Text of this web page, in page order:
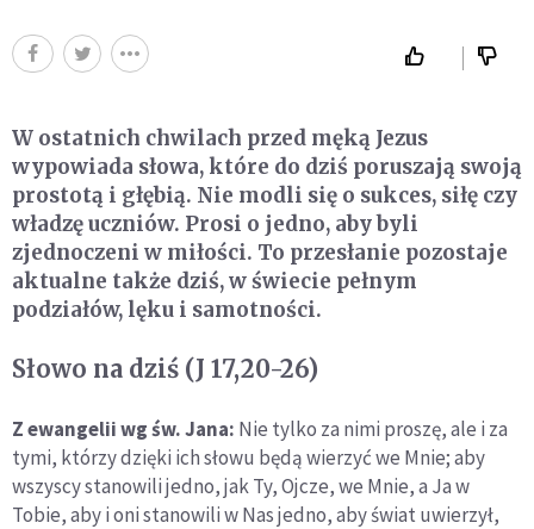
W ostatnich chwilach przed męką Jezus
wypowiada słowa, które do dziś poruszają swoją
prostotą i głębią. Nie modli się o sukces, siłę czy
władzę uczniów. Prosi o jedno, aby byli
zjednoczeni w miłości. To przesłanie pozostaje
aktualne także dziś, w świecie pełnym
podziałów, lęku i samotności.
Słowo na dziś (J 17,20-26)
Z ewangelii wg św. Jana: Nie tylko za nimi proszę, ale i za
tymi, którzy dzięki ich słowu będą wierzyć we Mnie; aby
wszyscy stanowili jedno, jak Ty, Ojcze, we Mnie, a Ja w
Tobie, aby i oni stanowili w Nas jedno, aby świat uwierzył,